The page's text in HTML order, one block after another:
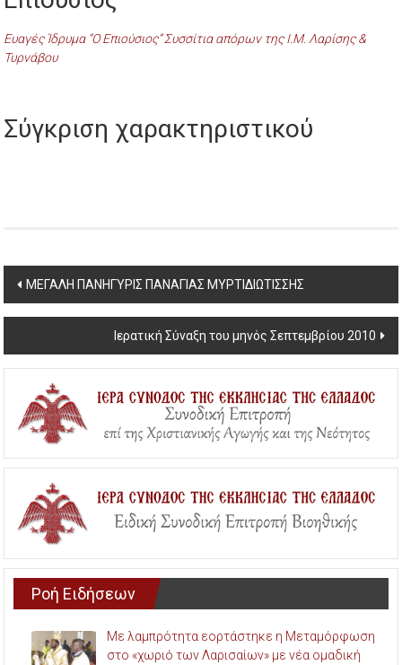
Ευαγές Ίδρυμα “Ο Επιούσιος” Συσσίτια απόρων της Ι.Μ. Λαρίσης &
Τυρνάβου
Σύγκριση χαρακτηριστικού
Post
navigation
ΜΕΓΑΛΗ ΠΑΝΗΓΥΡΙΣ ΠΑΝΑΓΙΑΣ ΜΥΡΤΙΔΙΩΤΙΣΣΗΣ
Ιερατική Σύναξη του μηνός Σεπτεμβρίου 2010
Ροή Ειδήσεων
Με λαμπρότητα εορτάστηκε η Μεταμόρφωση
στο «χωριό των Λαρισαίων» με νέα ομαδική